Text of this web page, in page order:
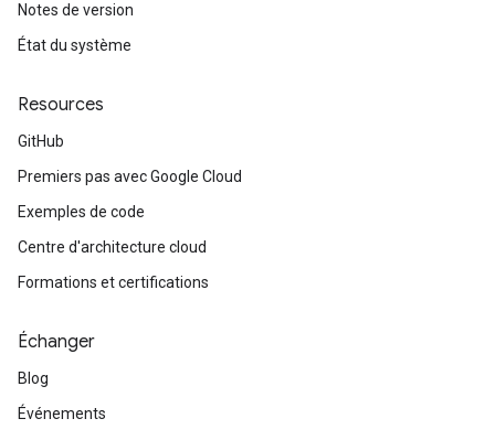
Notes de version
État du système
Resources
GitHub
Premiers pas avec Google Cloud
Exemples de code
Centre d'architecture cloud
Formations et certifications
Échanger
Blog
Événements